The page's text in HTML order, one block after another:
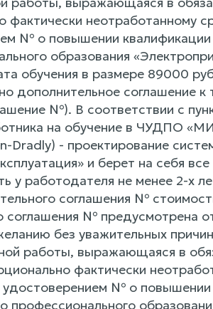
фактически неотработанному
№ о повышении
образования
обучения в размере 89000
дополнительное соглашение
№). В соответствии с
на обучение в ЧУДПО
- проектирование
и берет на себя
у работодателя не менее 2-х
соглашения №
соглашения № предусмотрена
без уважительных
работы, выражающаяся в
фактически
удостоверением № о
профессионального